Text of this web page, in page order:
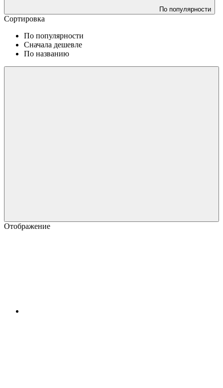
По популярности
Сортировка
По популярности
Сначала дешевле
По названию
Отображение